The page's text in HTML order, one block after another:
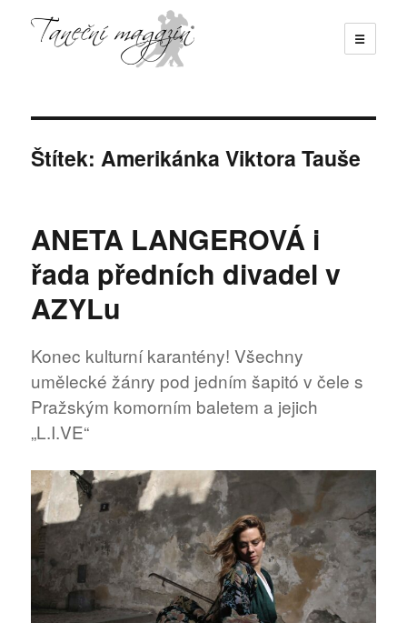
☰
Štítek:Amerikánka Viktora Tauše
ANETA LANGEROVÁ i
řada předních divadel v
AZYLu
Konec kulturní karantény! Všechny
umělecké žánry pod jedním šapitó v čele s
Pražským komorním baletem a jejich
„L.I.VE“